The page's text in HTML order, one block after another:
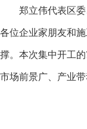
郑立伟代表区委、
各位企业家朋友和
撑。本次集中开工
市场前景广、产业